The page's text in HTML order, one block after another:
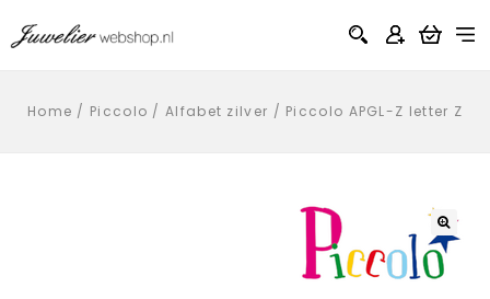
Home / Piccolo /Alfabet zilver / Piccolo APGL-Z letter Z